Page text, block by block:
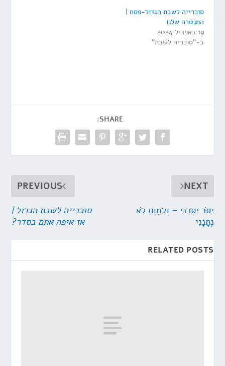
סוכרייה לשבת הגדול-פסח |
המנטרה שלנו
19 באפריל 2024
ב-"סוכריה לשבת"
SHARE:
PREVIOUS
סוכרייה לשבת הגדול |
אז איפה אתם בסדר?
NEXT
יַסֹּר יִסְּרַנִּי – וְלַמָּוֶת לֹא
נְתָנָנִי
RELATED POSTS